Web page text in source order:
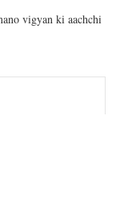
vigyan ki aachchi